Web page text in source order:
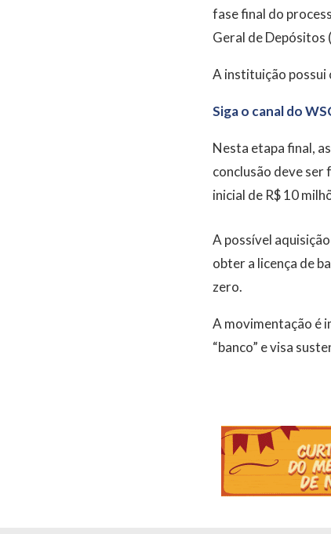
fase final do
Geral de Depósitos
A instituição possui
Siga o canal do
Nesta etapa final,
conclusão deve ser
inicial de R$ 10
A possível
obter a licença de
zero.
A movimentação é
“banco” e visa